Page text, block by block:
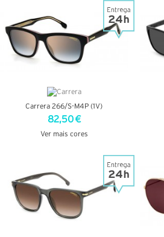
Carrera 266/S-M4P (1V)
82,50 €
Ver mais cores